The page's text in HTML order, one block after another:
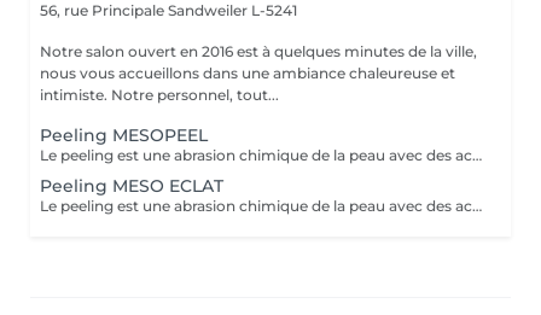
56, rue Principale Sandweiler L-5241
Notre salon ouvert en 2016 est à quelques minutes de la ville,
nous vous accueillons dans une ambiance chaleureuse et
intimiste. Notre personnel, tout...
Peeling MESOPEEL
Le peeling est une abrasion chimique de la peau avec des acides de fruits. Indolore, sans éviction sociale, juste quelques rougeurs peuvent apparaitre le jour même. Le peeling va améliorer les cicatrices de l'acné, affiner le grain de peau, resserrer les pores, atténuer les taches pigmentées (taches brunes ou de vieillesse),estomper les ridules, augmenter l'élasticité de la peau, une peau nette et visiblement plus jeune. Des résultats prouvés en toute sécurité. Une seule séance vous donnera un coup d'éclat. RECOMMANDé en cure pour des résultats durables,5 soins espacés de 15 jours. Lors d'une cure l'exposition au soleil n'est pas recommandée NOUS POUVONS COMBINER CETTE PRESTATION AVEC MICRONEEDLING voir sous rubrique séparée
Peeling MESO ECLAT
Le peeling est une abrasion chimique de la peau avec des acides de fruits. Indolore, sans éviction sociale, juste quelques rougeurs peuvent apparaitre le jour même. Le peeling va améliorer les cicatrices de l'acné, affiner le grain de peau, resserrer les pores, atténuer les taches pigmentées (taches brunes ou de vieillesse),estomper les ridules, augmenter l'élasticité de la peau, une peau nette et visiblement plus jeune. Des résultats prouvés en toute sécurité. Une seule séance vous donnera un coup d'éclat. RECOMMANDé en cure pour des résultats durables,5 soins espacés de 15 jours. Pour ce soin on travaille le visage le décolleté et les mains Lors d'une cure l'exposition au soleil n'est pas recommandée NOUS POUVONS COMBINER CETTE PRESTATION AVEC MICRONEEDLING voir sous rubrique séparée